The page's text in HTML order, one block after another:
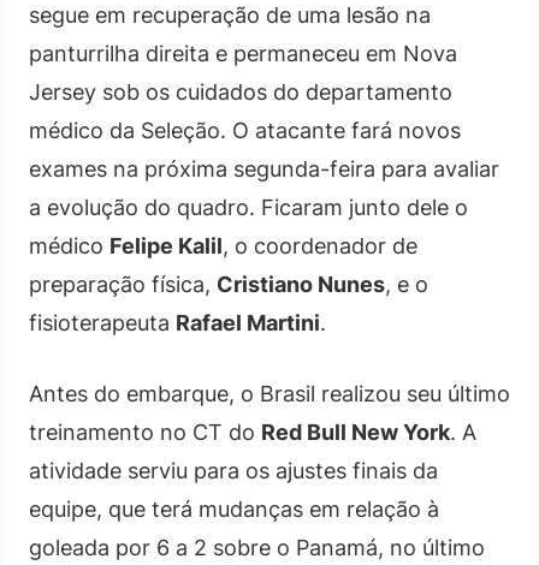
segue em recuperação de uma lesão na
panturrilha direita e permaneceu em Nova
Jersey sob os cuidados do departamento
médico da Seleção. O atacante fará novos
exames na próxima segunda-feira para avaliar
a evolução do quadro. Ficaram junto dele o
médico Felipe Kalil, o coordenador de
preparação física, Cristiano Nunes, e o
fisioterapeuta Rafael Martini.
Antes do embarque, o Brasil realizou seu último
treinamento no CT do Red Bull New York. A
atividade serviu para os ajustes finais da
equipe, que terá mudanças em relação à
goleada por 6 a 2 sobre o Panamá, no último